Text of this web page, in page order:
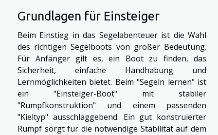
Grundlagen für Einsteiger
Beim Einstieg in das Segelabenteuer ist die Wahl
des richtigen Segelboots von großer Bedeutung.
Für Anfänger gilt es, ein Boot zu finden, das
Sicherheit, einfache Handhabung und
Lernmöglichkeiten bietet. Beim "Segeln lernen" ist
ein "Einsteiger-Boot" mit stabiler
"Rumpfkonstruktion" und einem passenden
"Kieltyp" ausschlaggebend. Ein gut konstruierter
Rumpf sorgt für die notwendige Stabilität auf dem